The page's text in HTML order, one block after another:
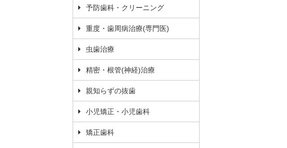
予防歯科・クリーニング
重度・歯周病治療(専門医)
虫歯治療
精密・根管(神経)治療
親知らずの抜歯
小児矯正・小児歯科
矯正歯科